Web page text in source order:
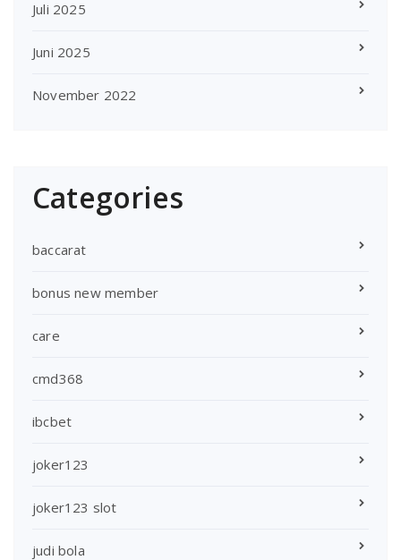
Juli 2025
Juni 2025
November 2022
Categories
baccarat
bonus new member
care
cmd368
ibcbet
joker123
joker123 slot
judi bola